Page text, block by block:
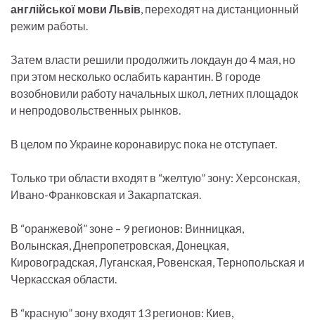
англійської мови Львів, переходят на дистанционный
режим работы.
Затем власти решили продолжить локдаун до 4 мая, но
при этом несколько ослабить карантин. В городе
возобновили работу начальных школ, летних площадок
и непродовольственных рынков.
В целом по Украине коронавирус пока не отступает.
Только три области входят в “желтую” зону: Херсонская,
Ивано-Франковская и Закарпатская.
В “оранжевой” зоне – 9 регионов: Винницкая,
Волынская, Днепропетровская, Донецкая,
Кировоградская, Луганская, Ровенская, Тернопольская и
Черкасская области.
В “красную” зону входят 13 регионов: Киев,